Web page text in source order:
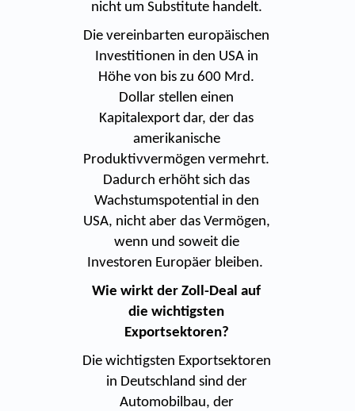
nicht um Substitute handelt.
Die vereinbarten europäischen
Investitionen in den USA in
Höhe von bis zu 600 Mrd.
Dollar stellen einen
Kapitalexport dar, der das
amerikanische
Produktivvermögen vermehrt.
Dadurch erhöht sich das
Wachstumspotential in den
USA, nicht aber das Vermögen,
wenn und soweit die
Investoren Europäer bleiben.
Wie wirkt der Zoll-Deal auf
die wichtigsten
Exportsektoren?
Die wichtigsten Exportsektoren
in Deutschland sind der
Automobilbau, der